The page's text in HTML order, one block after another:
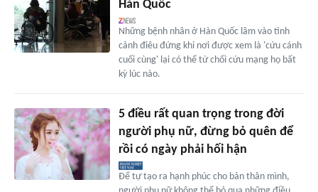
Hàn Quốc
Những bệnh nhân ở Hàn Quốc lâm vào tình
cảnh điêu đứng khi nơi được xem là 'cứu cánh
cuối cùng' lại có thể từ chối cứu mạng họ bất
kỳ lúc nào.
5 điều rất quan trọng trong đời
người phụ nữ, đừng bỏ quên để
rồi có ngày phải hối hận
Để tự tạo ra hạnh phúc cho bản thân mình,